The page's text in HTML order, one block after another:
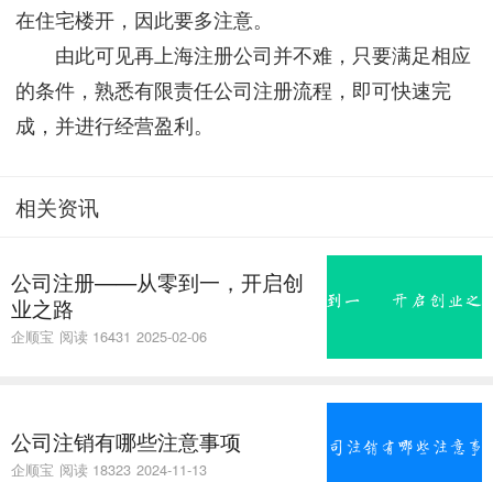
在住宅楼开，因此要多注意。
由此可见再上海注册公司并不难，只要满足相应
的条件，熟悉有限责任公司注册流程，即可快速完
成，并进行经营盈利。
相关资讯
公司注册——从零到一，开启创
业之路
企顺宝 阅读 16431 2025-02-06
公司注销有哪些注意事项
企顺宝 阅读 18323 2024-11-13